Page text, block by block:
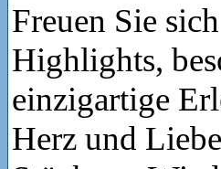
Freuen Sie
Highlights,
einzigartige
Herz und